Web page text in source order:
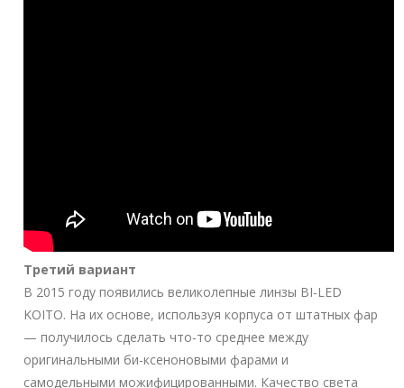
Третий вариант
В 2015 году появились великолепные линзы BI-LED
KOITO. На их основе, используя корпуса от штатных фар
— получилось сделать что-то среднее между
оригинальными би-ксеноновыми фарами и
самодельными можифицированными. Качество света